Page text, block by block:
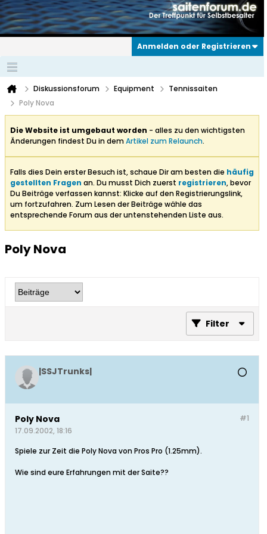
Anmelden oder Registrieren
Diskussionsforum Equipment
Tennissaiten
Poly Nova
Die Website ist umgebaut worden - alles zu den wichtigsten
Änderungen findest Du in demArtikel zum Relaunch.
Falls dies Dein erster Besuch ist, schaue Dir am besten die häufig
gestellten Fragen an. Du musst Dich zuerst registrieren, bevor
Du Beiträge verfassen kannst: Klicke auf den Registrierungslink,
um fortzufahren. Zum Lesen der Beiträge wähle das
entsprechende Forum aus der untenstehenden Liste aus.
Poly Nova
Filter
|SSJTrunks|
#1
Poly Nova
17.09.2002, 18:16
Spiele zur Zeit die Poly Nova von Pros Pro (1.25mm).
Wie sind eure Erfahrungen mit der Saite??